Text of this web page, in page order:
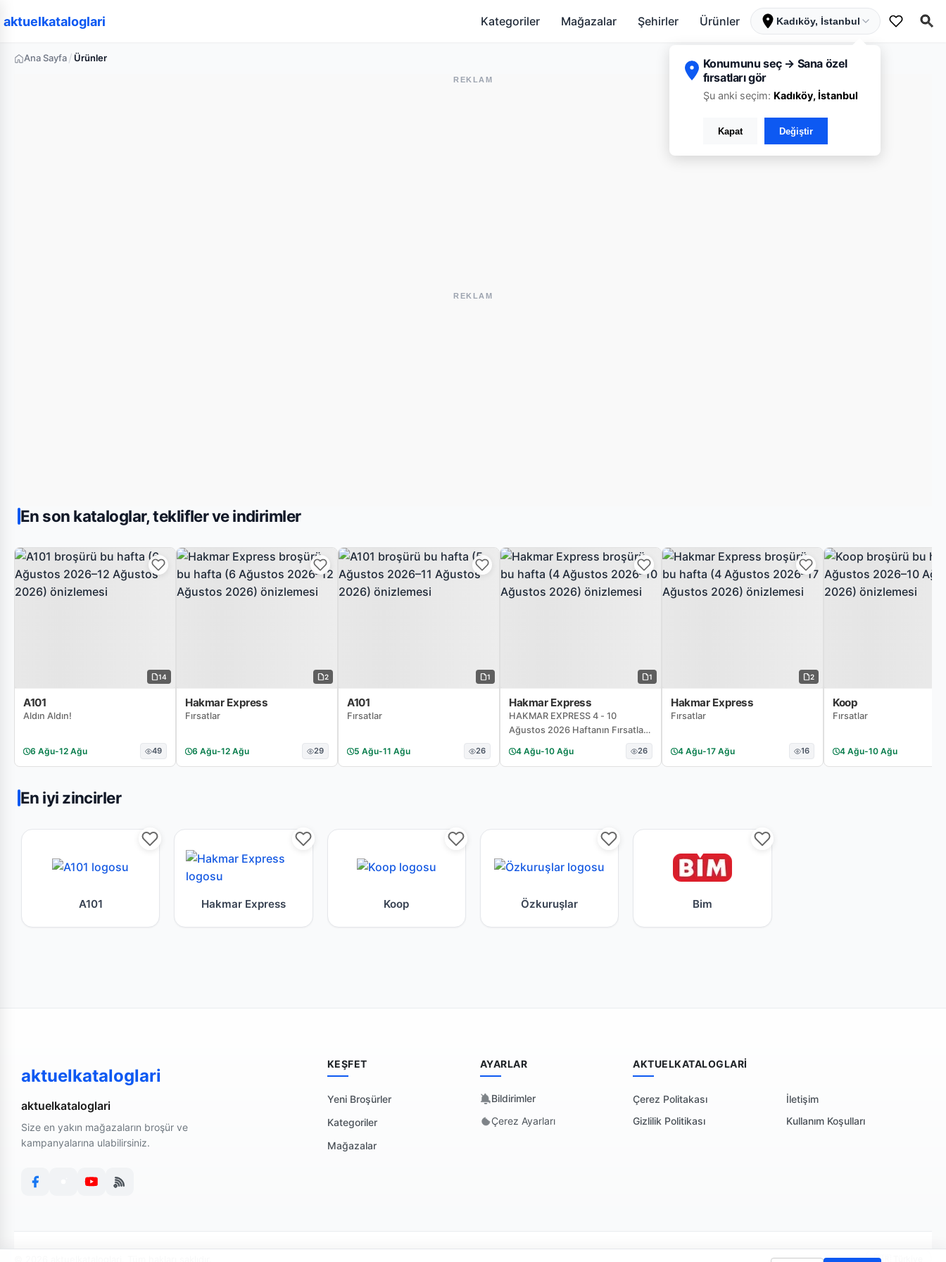
aktuelkataloglari Kategoriler Mağazalar Şehirler Ürünler Kadıköy, İstanbul
Konumunu seç → Sana özel
fırsatları gör
Şu anki seçim: Kadıköy, İstanbul
Kapat Değiştir
Ana Sayfa/ Ürünler
REKLAM
REKLAM
En son kataloglar, teklifler ve indirimler
14
A101
Aldın Aldın!
6 Ağu-12 Ağu 49
2
Hakmar Express
Fırsatlar
6 Ağu-12 Ağu 29
1
A101
Fırsatlar
5 Ağu-11 Ağu 26
1
Hakmar Express
HAKMAR EXPRESS 4 - 10
Ağustos 2026 Haftanın Fırsatları
4 Ağu-10 Ağu 26
2
Hakmar Express
Fırsatlar
4 Ağu-17 Ağu 16
Koop
Fırsatlar
4 Ağu-10 Ağu
En iyi zincirler
A101 mağazasının bu haftaki güncel broşürleri
A101 Hakmar Express Koop
Özkuruşlar indirim kataloğu ve fırsat ürünleri
Özkuruşlar
Bim tarafından sunulan haftalık indirim ve
Bim
aktuelkataloglari
aktuelkataloglari
Size en yakın mağazaların broşür ve
kampanyalarına ulabilirsiniz.
KEŞFET
Yeni Broşürler
Kategoriler
Mağazalar
AYARLAR
Bildirimler
Çerez Ayarları
AKTUELKATALOGLARI
Çerez Politakası
Gizlilik Politikası
İletişim
Kullanım Koşulları
🇹🇷 Türkiye